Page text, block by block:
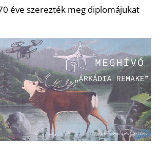
éve szerezték meg diplomájukat